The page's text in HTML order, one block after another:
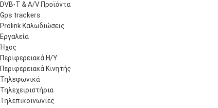
DVB-T & A/V Προϊόντα
Gps trackers
Prolink Καλωδιώσεις
Εργαλεία
Ήχος
Περιφερειακά Η/Υ
Περιφερειακά Κινητής
Τηλεφωνικά
Τηλεχειριστήρια
Τηλεπικοινωνίες